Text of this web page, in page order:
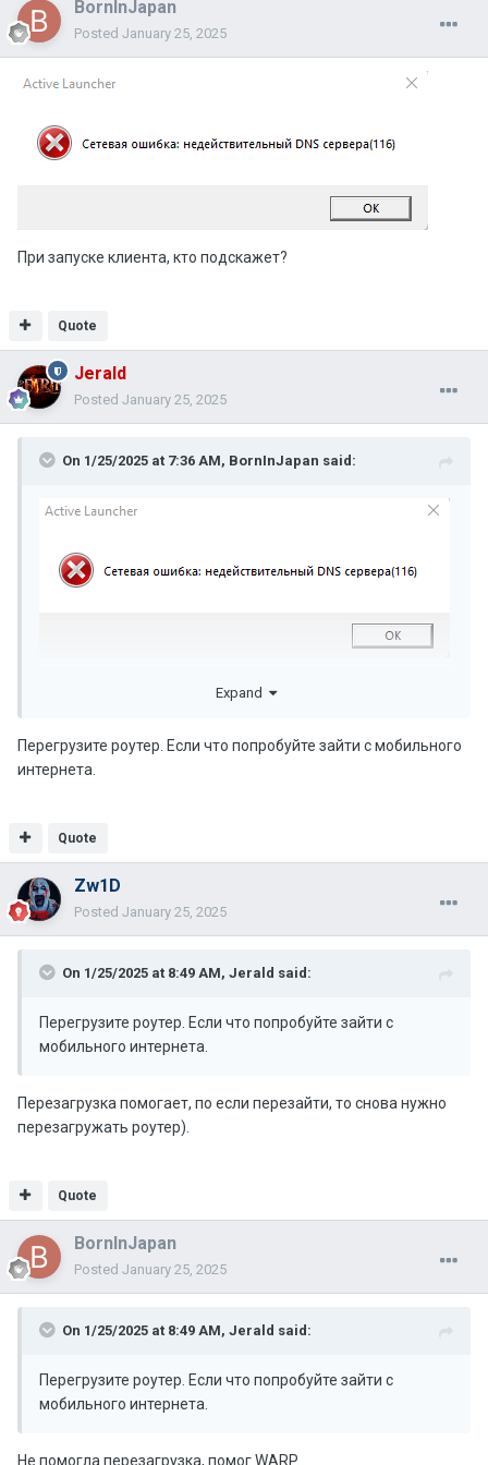
BornInJapan
Posted January 25, 2025
При запуске клиента, кто подскажет?
Quote
Jerald
Posted January 25, 2025
On 1/25/2025 at 7:36 AM, BornInJapan said:
При запуске клиента, кто подскажет?
Expand
Перегрузите роутер. Если что попробуйте зайти с мобильного
интернета.
Quote
Zw1D
Posted January 25, 2025
On 1/25/2025 at 8:49 AM, Jerald said:
Перегрузите роутер. Если что попробуйте зайти с
мобильного интернета.
Перезагрузка помогает, по если перезайти, то снова нужно
перезагружать роутер).
Quote
BornInJapan
Posted January 25, 2025
On 1/25/2025 at 8:49 AM, Jerald said:
Перегрузите роутер. Если что попробуйте зайти с
мобильного интернета.
Не помогла перезагрузка, помог WARP.